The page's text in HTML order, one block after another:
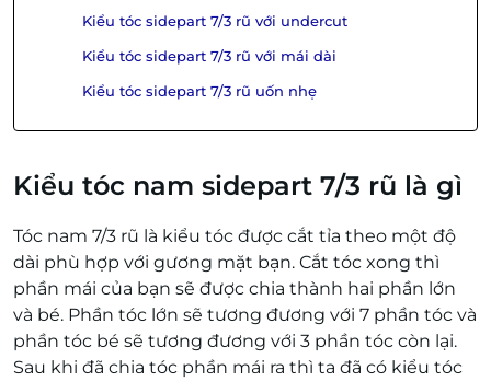
Kiểu tóc sidepart 7/3 rũ với undercut
Kiểu tóc sidepart 7/3 rũ với mái dài
Kiểu tóc sidepart 7/3 rũ uốn nhẹ
Kiểu tóc nam sidepart 7/3 rũ là gì
Tóc nam 7/3 rũ là kiểu tóc được cắt tỉa theo một độ
dài phù hợp với gương mặt bạn. Cắt tóc xong thì
phần mái của bạn sẽ được chia thành hai phần lớn
và bé. Phần tóc lớn sẽ tương đương với 7 phần tóc và
phần tóc bé sẽ tương đương với 3 phần tóc còn lại.
Sau khi đã chia tóc phần mái ra thì ta đã có kiểu tóc